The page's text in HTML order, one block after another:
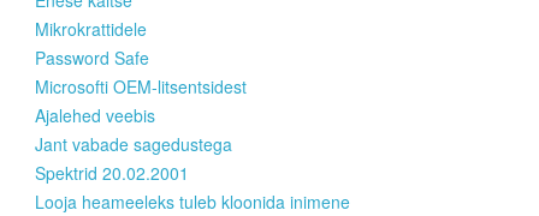
Mikrokrattidele
Password Safe
Microsofti OEM-litsentsidest
Ajalehed veebis
Jant vabade sagedustega
Spektrid 20.02.2001
Looja heameeleks tuleb kloonida inimene